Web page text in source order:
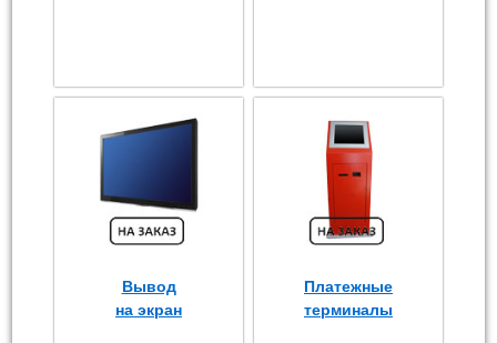
Вывод
на экран
Платежные
терминалы